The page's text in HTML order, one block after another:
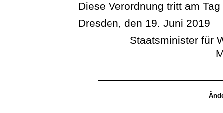
Diese Verordnung tritt am
Dresden, den 19. Juni 2019
Staatsminister für